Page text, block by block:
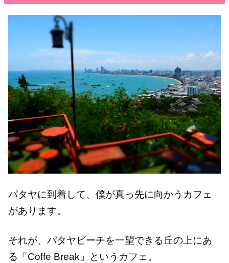
パタヤに到着して、僕が真っ先に向かうカフェ
があります。
それが、パタヤビーチを一望できる丘の上にあ
る「Coffe Break」というカフェ。